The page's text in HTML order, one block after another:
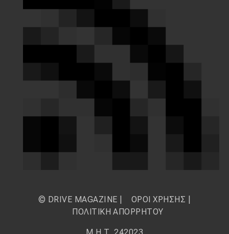
© DRIVE MAGAZINE | ΟΡΟΙ ΧΡΗΣΗΣ
ΠΟΛΙΤΙΚΗ ΑΠΟΡΡΗΤΟΥ